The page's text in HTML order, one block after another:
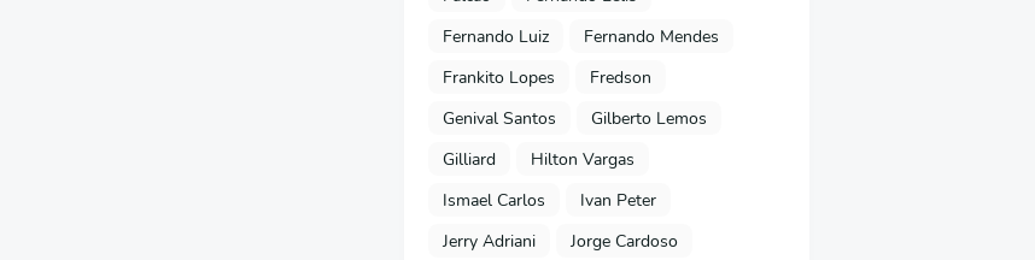
Fernando Luiz
Fernando Mendes
Frankito Lopes
Fredson
Genival Santos
Gilberto Lemos
Gilliard
Hilton Vargas
Ismael Carlos
Ivan Peter
Jerry Adriani
Jorge Cardoso